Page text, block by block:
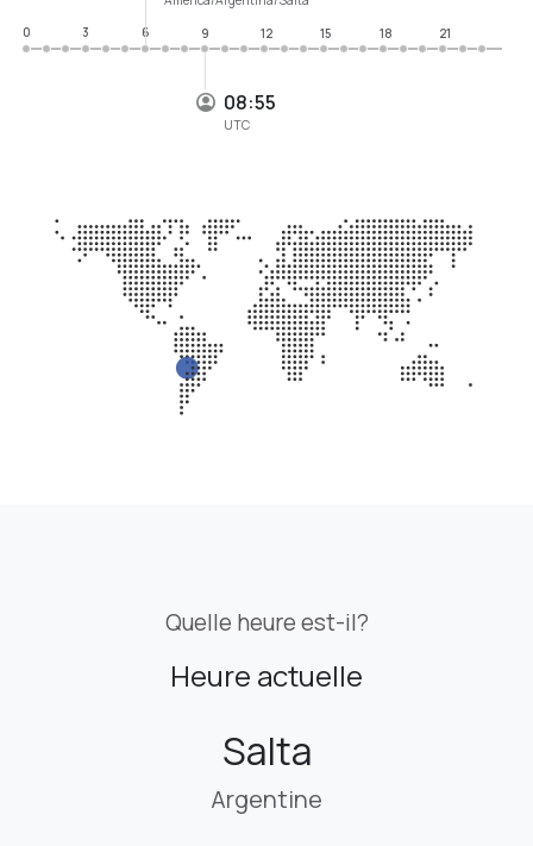
08:55
UTC
0
3 6 9 12 15 18 21
Quelle heure est-il?
Heure actuelle
Salta
Argentine